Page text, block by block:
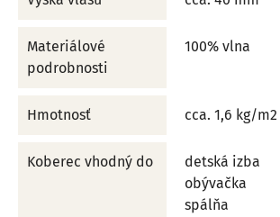
Materiálové
podrobnosti
100% vlna
Hmotnosť cca. 1,6 kg/m2
Koberec vhodný do
detská izba
obývačka
spálňa